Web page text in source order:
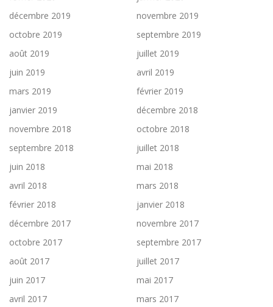
décembre 2019
novembre 2019
octobre 2019
septembre 2019
août 2019
juillet 2019
juin 2019
avril 2019
mars 2019
février 2019
janvier 2019
décembre 2018
novembre 2018
octobre 2018
septembre 2018
juillet 2018
juin 2018
mai 2018
avril 2018
mars 2018
février 2018
janvier 2018
décembre 2017
novembre 2017
octobre 2017
septembre 2017
août 2017
juillet 2017
juin 2017
mai 2017
avril 2017
mars 2017